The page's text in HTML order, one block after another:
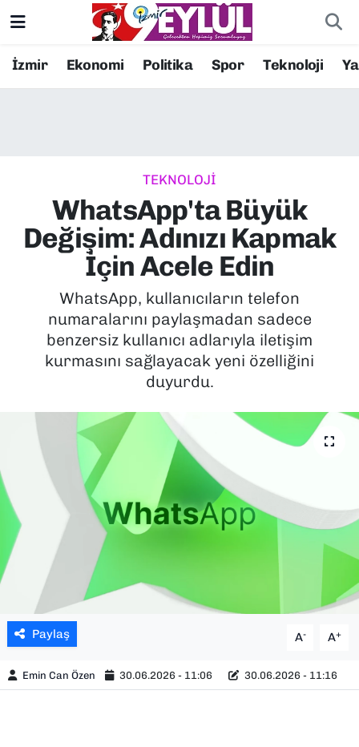
İzmir Ekonomi Politika Spor Teknoloji
TEKNOLOJİ
WhatsApp'ta Büyük
Değişim: Adınızı Kapmak
İçin Acele Edin
WhatsApp, kullanıcıların telefon
numaralarını paylaşmadan sadece
benzersiz kullanıcı adlarıyla iletişim
kurmasını sağlayacak yeni özelliğini
duyurdu.
Paylaş A- A+
Emin Can Özen 30.06.2026 - 11:06 30.06.2026 - 11:16
Resmi İlanlar
EKONOMİ
KÜLTÜR SANAT
MAGAZİN
POLİTİKA
SPOR
TEKNOLOJİ
YAŞAM
YEREL YÖNETİMLER
Konak Nöbetçi Eczaneler
Süper Lig Puan Durumu ve Fikstür
Tüm Manşetler
Son Dakika Haberleri
Haber Arşivi